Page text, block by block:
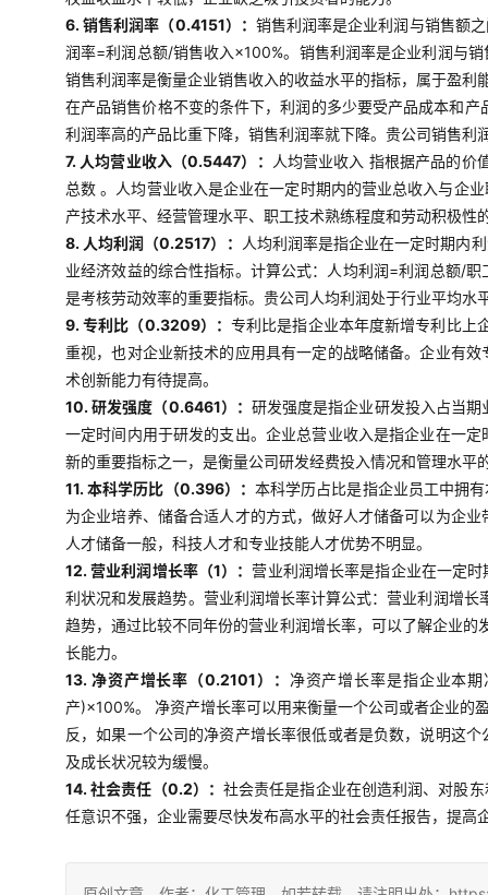
6. 销售利润率（0.4151）： 销售利润率是企业利润与销售额
润率=利润总额/销售收入×100%。销售利润率是企业利润与
销售利润率是衡量企业销售收入的收益水平的指标，属于盈利
在产品销售价格不变的条件下，利润的多少要受产品成本和
利润率高的产品比重下降，销售利润率就下降。贵公司销售
7. 人均营业收入（0.5447）：
人均营业收入 指根据产品的价
总数 。人均营业收入是企业在一定时期内的营业总收入与企
产技术水平、经营管理水平、职工技术熟练程度和劳动积极
8. 人均利润（0.2517）：
人均利润率是指企业在一定时期内
业经济效益的综合性指标。计算公式：人均利润=利润总额/
是考核劳动效率的重要指标。贵公司人均利润处于行业平均
9. 专利比（0.3209）： 专利比是指企业本年度新增专利比上
重视，也对企业新技术的应用具有一定的战略储备。企业有
术创新能力有待提高。
10. 研发强度（0.6461）： 研发强度是指企业研发投入占当
一定时间内用于研发的支出。企业总营业收入是指企业在一
新的重要指标之一，是衡量公司研发经费投入情况和管理水
11. 本科学历比（0.396）： 本科学历占比是指企业员工中拥
为企业培养、储备合适人才的方式，做好人才储备可以为企
人才储备一般，科技人才和专业技能人才优势不明显。
12. 营业利润增长率（1）：营业利润增长率是指企业在一定
利状况和发展趋势。营业利润增长率计算公式：营业利润增
趋势，通过比较不同年份的营业利润增长率，可以了解企业
长能力。
13. 净资产增长率（0.2101）： 净资产增长率是指企业本
产)×100%。 净资产增长率可以用来衡量一个公司或者企业的
反，如果一个公司的净资产增长率很低或者是负数，说明这
及成长状况较为缓慢。
14. 社会责任（0.2）： 社会责任是指企业在创造利润、对股
任意识不强，企业需要尽快发布高水平的社会责任报告，提高